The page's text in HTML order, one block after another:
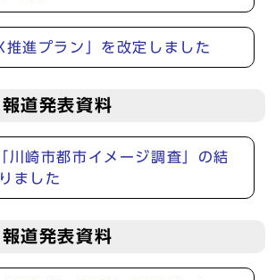
推進プラン」を改定しました
道発表資料
川崎市都市イメージ調査」の結
ました
道発表資料